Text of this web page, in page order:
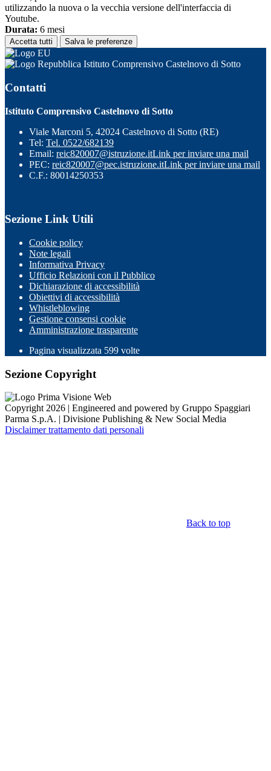
utilizzando la nuova o la vecchia versione dell'interfaccia di
Youtube.
Durata: 6 mesi
Accetta tutti Salva le preferenze
Istituto Comprensivo Castelnovo di Sotto
Contatti
Istituto Comprensivo Castelnovo di Sotto
Viale Marconi 5, 42024 Castelnovo di Sotto (RE)
Tel: Tel. 0522/682139
Email: reic820007@istruzione.itLink per inviare una mail
PEC: reic820007@pec.istruzione.itLink per inviare una mail
C.F.: 80014250353
Sezione Link Utili
Cookie policy
Note legali
Informativa Privacy
Ufficio Relazioni con il Pubblico
Dichiarazione di accessibilità
Obiettivi di accessibilità
Whistleblowing
Gestione consensi cookie
Amministrazione trasparente
Pagina visualizzata 599 volte
Sezione Copyright
Copyright 2026 | Engineered and powered by Gruppo Spaggiari
Parma S.p.A. | Divisione Publishing & New Social Media
Disclaimer trattamento dati personali
Back to top